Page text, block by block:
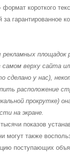
короткого
гарантированное
рекламных
верху сайта
сделано у нас),
расположение
прокрутке)
на экране.
показов
могут также
поступающих